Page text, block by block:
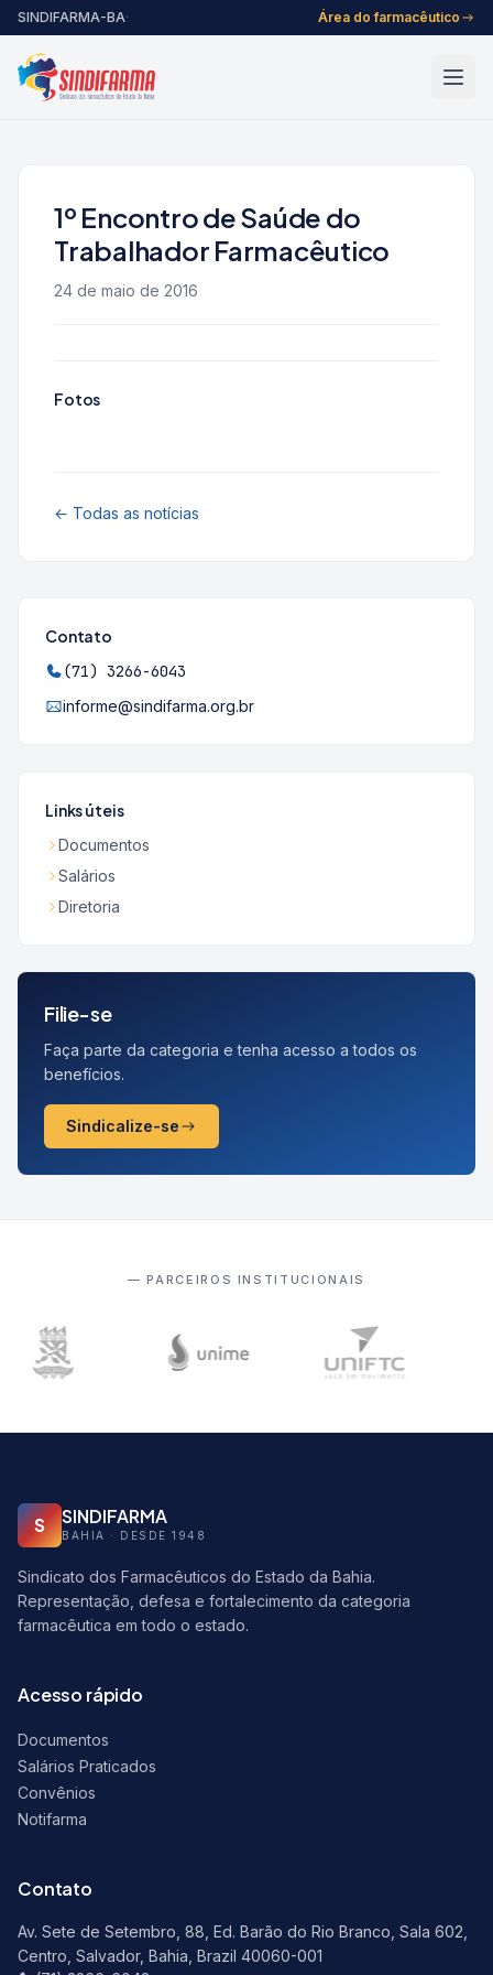
Pular para o conteúdo
SINDIFARMA-BA· Área do farmacêutico
1º Encontro de Saúde do
Trabalhador Farmacêutico
24 de maio de 2016
Fotos
← Todas as notícias
Contato
(71) 3266-6043
informe@sindifarma.org.br
Links úteis
Documentos
Salários
Diretoria
Filie-se
Faça parte da categoria e tenha acesso a todos os
benefícios.
Sindicalize-se
— PARCEIROS INSTITUCIONAIS
S SINDIFARMA
BAHIA · DESDE 1948
Sindicato dos Farmacêuticos do Estado da Bahia.
Representação, defesa e fortalecimento da categoria
farmacêutica em todo o estado.
Acesso rápido
Documentos
Salários Praticados
Convênios
Notifarma
Contato
Av. Sete de Setembro, 88, Ed. Barão do Rio Branco, Sala 602,
Centro, Salvador, Bahia, Brazil 40060-001